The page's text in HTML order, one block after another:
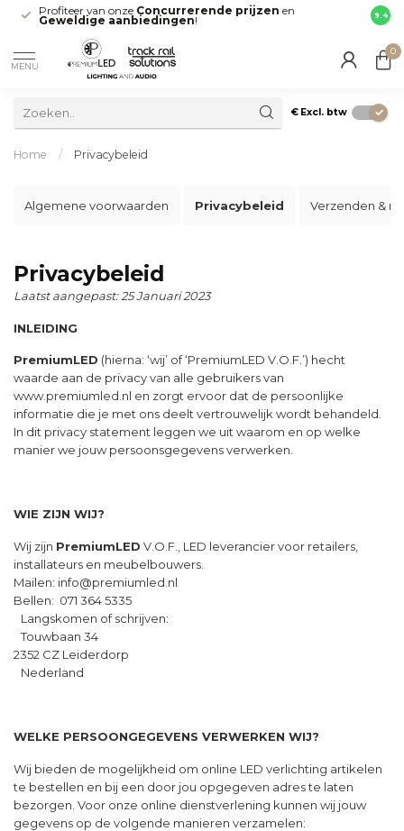
Profiteer van onze Concurrerende prijzen en
Geweldige aanbiedingen! direct
9.4
MENU
0
€ Excl. btw
Home / Privacybeleid
Algemene voorwaarden Privacybeleid Verzenden &
Privacybeleid
Laatst aangepast: 25 Januari 2023
INLEIDING
PremiumLED (hierna: ‘wij’ of ‘PremiumLED V.O.F.’) hecht
waarde aan de privacy van alle gebruikers van
www.premiumled.nl en zorgt ervoor dat de persoonlijke
informatie die je met ons deelt vertrouwelijk wordt behandeld.
In dit privacy statement leggen we uit waarom en op welke
manier we jouw persoonsgegevens verwerken.
WIE ZIJN WIJ?
Wij zijn PremiumLED V.O.F., LED leverancier voor retailers,
installateurs en meubelbouwers.
Mailen: info@premiumled.nl
Bellen: 071 364 5335
Langskomen of schrijven:
Touwbaan 34
2352 CZ Leiderdorp
Nederland
WELKE PERSOONGEGEVENS VERWERKEN WIJ?
Wij bieden de mogelijkheid om online LED verlichting artikelen
te bestellen en bij een door jou opgegeven adres te laten
bezorgen. Voor onze online dienstverlening kunnen wij jouw
gegevens op de volgende manieren verzamelen: